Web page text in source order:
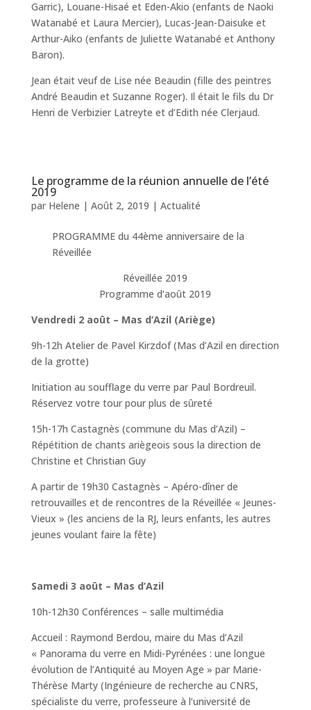
Garric), Louane-Hisaé et Eden-Akio (enfants de Naoki
Watanabé et Laura Mercier), Lucas-Jean-Daisuke et
Arthur-Aiko (enfants de Juliette Watanabé et Anthony
Baron).
Jean était veuf de Lise née Beaudin (fille des peintres
André Beaudin et Suzanne Roger). Il était le fils du Dr
Henri de Verbizier Latreyte et d’Edith née Clerjaud.
Le programme de la réunion annuelle de l’été
2019
par Helene | Août 2, 2019 | Actualité
PROGRAMME du 44ème anniversaire de la
Réveillée
Réveillée 2019
Programme d’août 2019
Vendredi 2 août – Mas d’Azil (Ariège)
9h-12h Atelier de Pavel Kirzdof (Mas d’Azil en direction
de la grotte)
Initiation au soufflage du verre par Paul Bordreuil.
Réservez votre tour pour plus de sûreté
15h-17h Castagnès (commune du Mas d’Azil) –
Répétition de chants ariègeois sous la direction de
Christine et Christian Guy
A partir de 19h30 Castagnès – Apéro-dîner de
retrouvailles et de rencontres de la Réveillée « Jeunes-
Vieux » (les anciens de la RJ, leurs enfants, les autres
jeunes voulant faire la fête)
Samedi 3 août – Mas d’Azil
10h-12h30 Conférences – salle multimédia
Accueil : Raymond Berdou, maire du Mas d’Azil
« Panorama du verre en Midi-Pyrénées : une longue
évolution de l’Antiquité au Moyen Age » par Marie-
Thérèse Marty (Ingénieure de recherche au CNRS,
spécialiste du verre, professeure à l’université de